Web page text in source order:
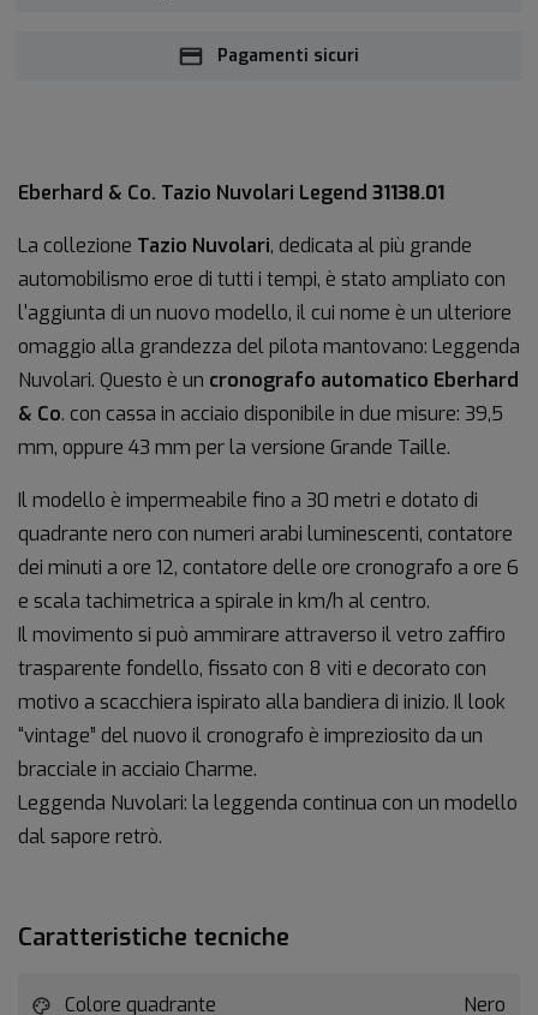
Pagamenti sicuri
Eberhard & Co. Tazio Nuvolari Legend 31138.01
La collezione Tazio Nuvolari, dedicata al più grande
automobilismo eroe di tutti i tempi, è stato ampliato con
l'aggiunta di un nuovo modello, il cui nome è un ulteriore
omaggio alla grandezza del pilota mantovano: Leggenda
Nuvolari. Questo è un cronografo automatico Eberhard
& Co. con cassa in acciaio disponibile in due misure: 39,5
mm, oppure 43 mm per la versione Grande Taille.
Il modello è impermeabile fino a 30 metri e dotato di
quadrante nero con numeri arabi luminescenti, contatore
dei minuti a ore 12, contatore delle ore cronografo a ore 6
e scala tachimetrica a spirale in km/h al centro.
Il movimento si può ammirare attraverso il vetro zaffiro
trasparente fondello, fissato con 8 viti e decorato con
motivo a scacchiera ispirato alla bandiera di inizio. Il look
“vintage” del nuovo il cronografo è impreziosito da un
bracciale in acciaio Charme.
Leggenda Nuvolari: la leggenda continua con un modello
dal sapore retrò.
Caratteristiche tecniche
Colore quadrante Nero